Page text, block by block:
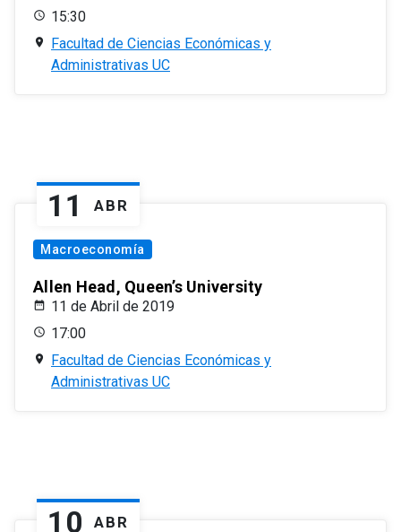
15:30
Facultad de Ciencias Económicas y
Administrativas UC
11 ABR
Macroeconomía
Allen Head, Queen’s University
11 de Abril de 2019
17:00
Facultad de Ciencias Económicas y
Administrativas UC
10 ABR